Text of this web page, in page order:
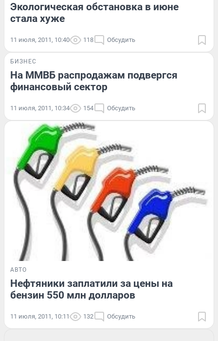
Экологическая обстановка в июне
стала хуже
11 июля, 2011, 10:40 118 Обсудить
БИЗНЕС
На ММВБ распродажам подвергся
финансовый сектор
11 июля, 2011, 10:34 154 Обсудить
АВТО
Нефтяники заплатили за цены на
бензин 550 млн долларов
11 июля, 2011, 10:11 132 Обсудить